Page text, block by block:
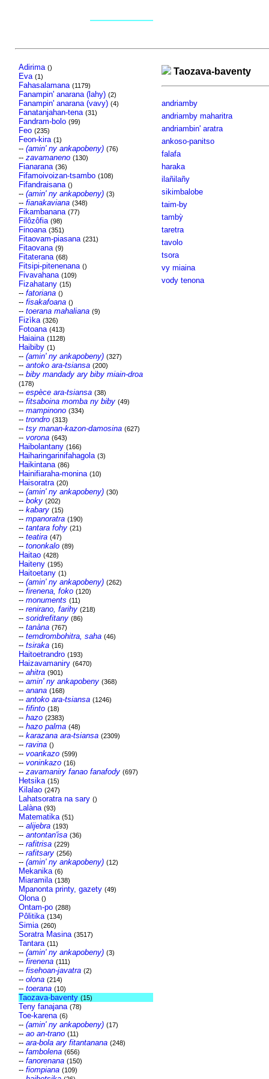
Adirima ()
Eva (1)
Fahasalamana (1179)
Fanampin' anarana (lahy) (2)
Fanampin' anarana (vavy) (4)
Fanatanjahan-tena (31)
Fandram-bolo (99)
Feo (235)
Feon-kira (1)
-- (amin' ny ankapobeny) (76)
-- zavamaneno (130)
Fianarana (36)
Fifamoivoizan-tsambo (108)
Fifandraisana ()
-- (amin' ny ankapobeny) (3)
-- fianakaviana (348)
Fikambanana (77)
Filôzôfia (98)
Finoana (351)
Fitaovam-piasana (231)
Fitaovana (9)
Fitaterana (68)
Fitsipi-pitenenana ()
Fivavahana (109)
Fizahatany (15)
-- fatoriana ()
-- fisakafoana ()
-- toerana mahaliana (9)
Fizìka (326)
Fotoana (413)
Haiaina (1128)
Haibiby (1)
-- (amin' ny ankapobeny) (327)
-- antoko ara-tsiansa (200)
-- biby mandady ary biby miain-droa
(178)
-- espèce ara-tsiansa (38)
-- fitsaboina momba ny biby (49)
-- mampinono (334)
-- trondro (313)
-- tsy manan-kazon-damosina (627)
-- vorona (643)
Haibolantany (166)
Haiharingarinifahagola (3)
Haikintana (86)
Hainifiaraha-monina (10)
Haisoratra (20)
-- (amin' ny ankapobeny) (30)
-- boky (202)
-- kabary (15)
-- mpanoratra (190)
-- tantara fohy (21)
-- teatira (47)
-- tononkalo (89)
Haitao (428)
Haiteny (195)
Haitoetany (1)
-- (amin' ny ankapobeny) (262)
-- firenena, foko (120)
-- monuments (11)
-- renirano, farihy (218)
-- soridrefitany (86)
-- tanàna (767)
-- temdrombohitra, saha (46)
-- tsiraka (16)
Haitoetrandro (193)
Haizavamaniry (6470)
-- ahitra (901)
-- amin' ny ankapobeny (368)
-- anana (168)
-- antoko ara-tsiansa (1246)
-- fifinto (18)
-- hazo (2383)
-- hazo palma (48)
-- karazana ara-tsiansa (2309)
-- ravina ()
-- voankazo (599)
-- voninkazo (16)
-- zavamaniry fanao fanafody (697)
Hetsika (15)
Kilalao (247)
Lahatsoratra na sary ()
Lalàna (93)
Matematika (51)
-- alijebra (193)
-- antontan'isa (36)
-- rafitrisa (229)
-- rafitsary (256)
-- (amin' ny ankapobeny) (12)
Mekanika (6)
Miaramila (138)
Mpanonta printy, gazety (49)
Olona ()
Ontam-po (288)
Pôlitika (134)
Simia (260)
Soratra Masina (3517)
Tantara (11)
-- (amin' ny ankapobeny) (3)
-- firenena (111)
-- fisehoan-javatra (2)
-- olona (214)
-- toerana (10)
Taozava-baventy (15)
Teny fanajana (78)
Toe-karena (6)
-- (amin' ny ankapobeny) (17)
-- ao an-trano (11)
-- ara-bola ary fitantanana (248)
-- fambolena (656)
-- fanorenana (150)
-- fiompiana (109)
Taozava-baventy
andriamby
andriamby maharitra
andriambin' aratra
ankoso-panitso
falafa
haraka
ilañilañy
sikimbalobe
taim-by
tambỳ
taretra
tavolo
tsora
vy miaina
vody tenona